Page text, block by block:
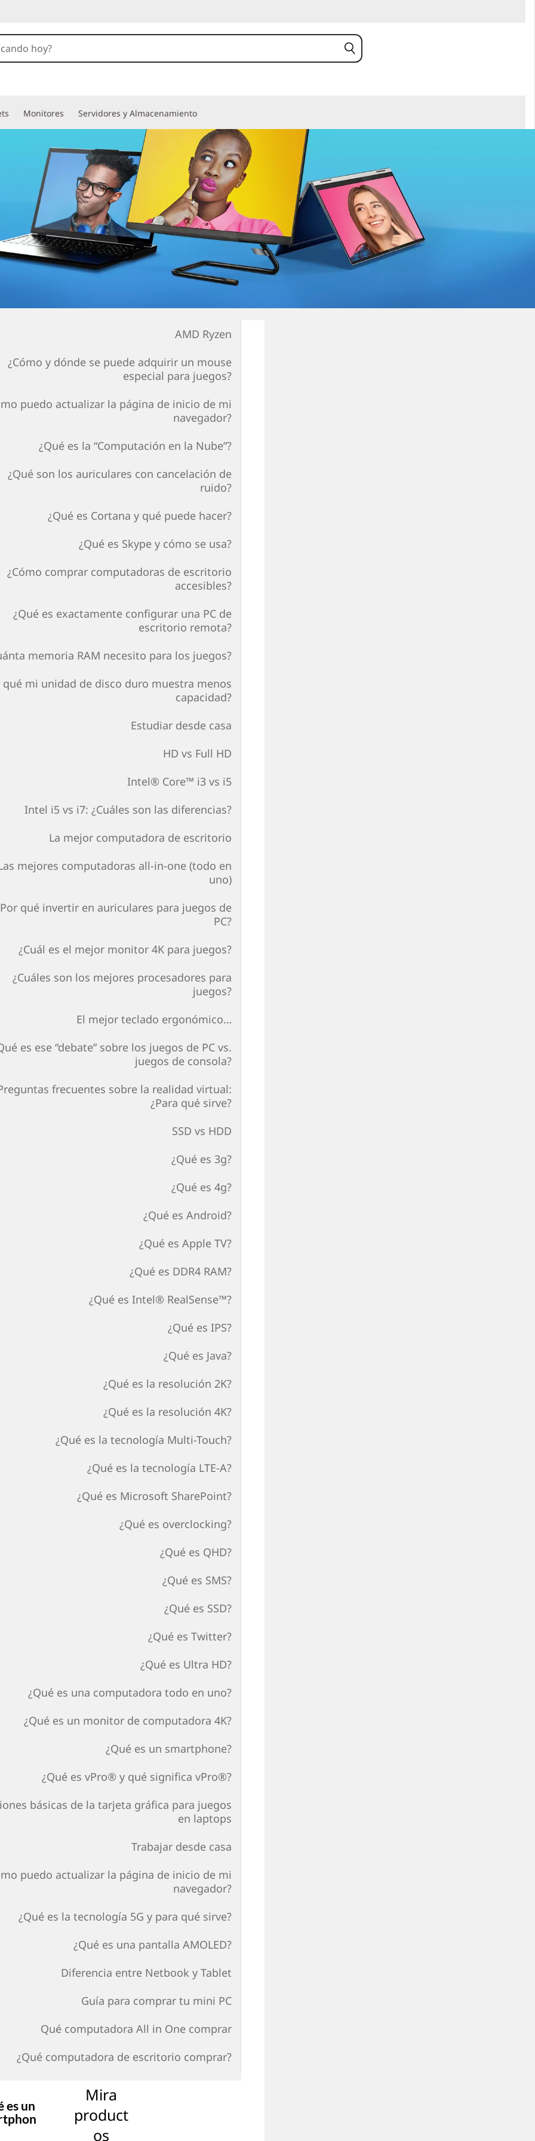
Monitores Servidores y Almacenamiento
AMD Ryzen
¿Cómo y dónde se puede adquirir un mouse
especial para juegos?
puedo actualizar la página de inicio de mi
navegador?
¿Qué es la “Computación en la Nube”?
¿Qué son los auriculares con cancelación de
ruido?
¿Qué es Cortana y qué puede hacer?
¿Qué es Skype y cómo se usa?
¿Cómo comprar computadoras de escritorio
accesibles?
¿Qué es exactamente configurar una PC de
escritorio remota?
memoria RAM necesito para los juegos?
qué mi unidad de disco duro muestra menos
capacidad?
Estudiar desde casa
HD vs Full HD
Intel® Core™ i3 vs i5
Intel i5 vs i7: ¿Cuáles son las diferencias?
La mejor computadora de escritorio
mejores computadoras all-in-one (todo en
uno)
qué invertir en auriculares para juegos de
PC?
¿Cuál es el mejor monitor 4K para juegos?
¿Cuáles son los mejores procesadores para
juegos?
El mejor teclado ergonómico…
es ese “debate” sobre los juegos de PC vs.
juegos de consola?
frecuentes sobre la realidad virtual:
¿Para qué sirve?
SSD vs HDD
¿Qué es 3g?
¿Qué es 4g?
¿Qué es Android?
¿Qué es Apple TV?
¿Qué es DDR4 RAM?
¿Qué es Intel® RealSense™?
¿Qué es IPS?
¿Qué es Java?
¿Qué es la resolución 2K?
¿Qué es la resolución 4K?
¿Qué es la tecnología Multi-Touch?
¿Qué es la tecnología LTE-A?
¿Qué es Microsoft SharePoint?
¿Qué es overclocking?
¿Qué es QHD?
¿Qué es SMS?
¿Qué es SSD?
¿Qué es Twitter?
¿Qué es Ultra HD?
¿Qué es una computadora todo en uno?
¿Qué es un monitor de computadora 4K?
¿Qué es un smartphone?
¿Qué es vPro® y qué significa vPro®?
básicas de la tarjeta gráfica para juegos
en laptops
Trabajar desde casa
puedo actualizar la página de inicio de mi
navegador?
¿Qué es la tecnología 5G y para qué sirve?
¿Qué es una pantalla AMOLED?
Diferencia entre Netbook y Tablet
Guía para comprar tu mini PC
Qué computadora All in One comprar
¿Qué computadora de escritorio comprar?
es un
Mira
product
os